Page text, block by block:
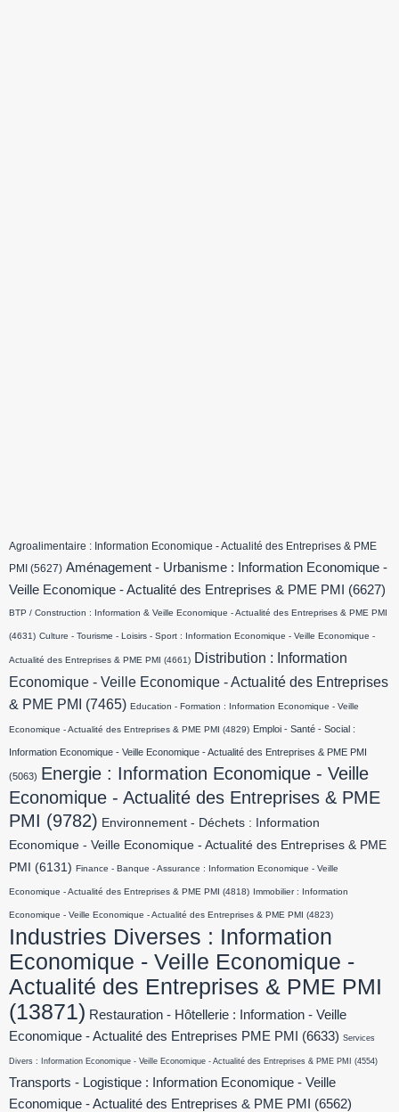
Agroalimentaire : Information Economique - Actualité des Entreprises & PME
PMI (5627) Aménagement - Urbanisme : Information Economique -
Veille Economique - Actualité des Entreprises & PME PMI
(6627)
BTP / Construction : Information & Veille Economique - Actualité des Entreprises & PME PMI
(4631) Culture - Tourisme - Loisirs - Sport : Information Economique - Veille Economique -
Actualité des Entreprises & PME PMI (4661) Distribution : Information
Economique - Veille Economique - Actualité des Entreprises
& PME PMI
(7465) Education - Formation : Information Economique - Veille
Economique - Actualité des Entreprises & PME PMI (4829) Emploi - Santé - Social :
Information Economique - Veille Economique - Actualité des Entreprises & PME PMI
(5063) Energie : Information Economique - Veille
Economique - Actualité des Entreprises & PME
PMI (9782) Environnement - Déchets : Information
Economique - Veille Economique - Actualité des Entreprises & PME
PMI
(6131) Finance - Banque - Assurance : Information Economique - Veille
Economique - Actualité des Entreprises & PME PMI (4818) Immobilier : Information
Economique - Veille Economique - Actualité des Entreprises & PME PMI (4823)
Industries Diverses : Information
Economique - Veille Economique -
Actualité des Entreprises & PME PMI
(13871) Restauration - Hôtellerie : Information - Veille
Economique - Actualité des Entreprises PME PMI
(6633) Services
Divers : Information Economique - Veille Economique - Actualité des Entreprises & PME PMI (4554)
Transports - Logistique : Information Economique - Veille
Economique - Actualité des Entreprises & PME PMI
(6562)